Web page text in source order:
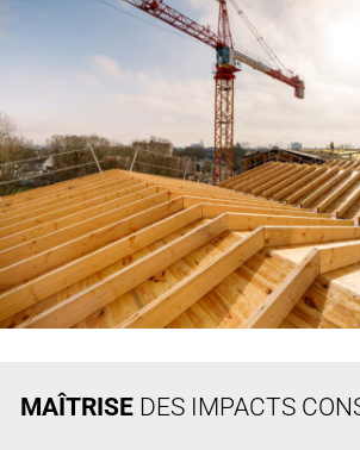
MAÎTRISE DES IMPACTS